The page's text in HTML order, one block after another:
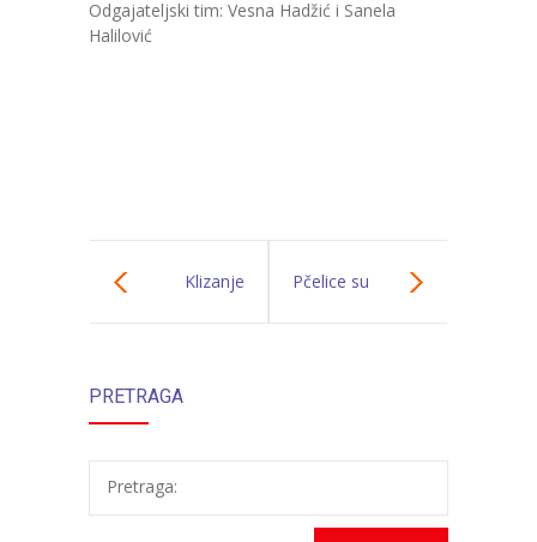
-- Konkursi
Odgajateljski tim: Vesna Hadžić i Sanela
Halilović
Klizanje Pčelice su
PRETRAGA
Pretraga: